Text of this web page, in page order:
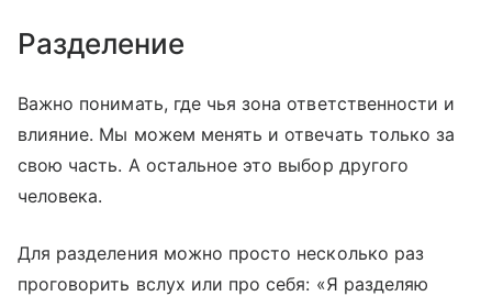
Разделение
Важно понимать, где чья зона ответственности и
влияние. Мы можем менять и отвечать только за
свою часть. А остальное это выбор другого
человека.
Для разделения можно просто несколько раз
проговорить вслух или про себя: «Я разделяю